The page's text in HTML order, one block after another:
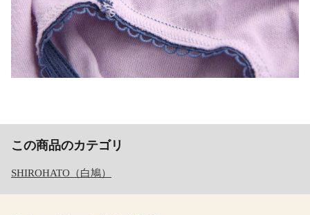
この商品のカテゴリ
SHIROHATO（白鳩）